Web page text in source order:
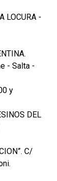
LOCURA -
- Salta -
y
DEL
C/